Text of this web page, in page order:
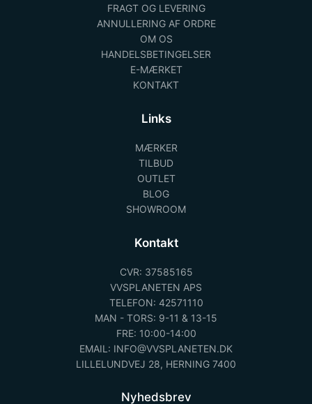
FRAGT OG LEVERING
ANNULLERING AF ORDRE
OM OS
HANDELSBETINGELSER
E-MÆRKET
KONTAKT
Links
MÆRKER
TILBUD
OUTLET
BLOG
SHOWROOM
Kontakt
CVR: 37585165
VVSPLANETEN APS
TELEFON: 42571110
MAN - TORS: 9-11 & 13-15
FRE: 10:00-14:00
EMAIL: INFO@VVSPLANETEN.DK
LILLELUNDVEJ 28, HERNING 7400
Nyhedsbrev